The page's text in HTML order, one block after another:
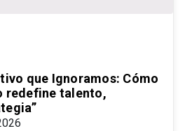
que Ignoramos: Cómo
redefine talento,